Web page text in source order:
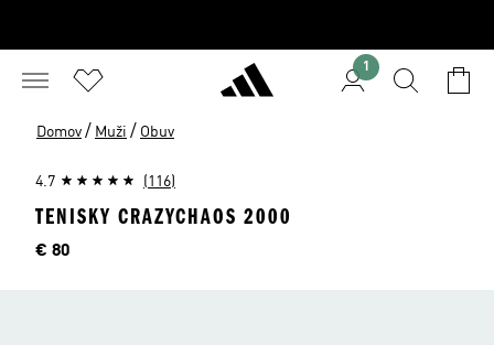
1
Domov / Muži / Obuv
4.7 (116)
TENISKY CRAZYCHAOS 2000
Cena
€ 80